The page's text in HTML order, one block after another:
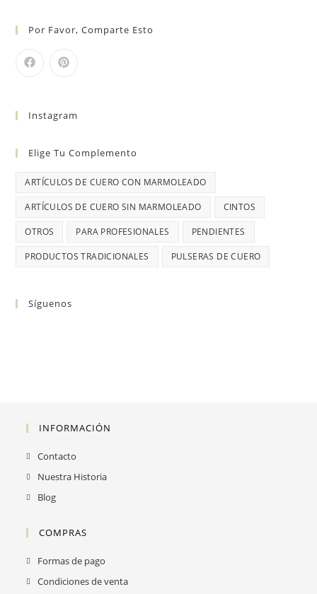
Por Favor, Comparte Esto
Instagram
Elige Tu Complemento
ARTÍCULOS DE CUERO CON MARMOLEADO
ARTÍCULOS DE CUERO SIN MARMOLEADO CINTOS
OTROS PARA PROFESIONALES PENDIENTES
PRODUCTOS TRADICIONALES PULSERAS DE CUERO
Síguenos
INFORMACIÓN
Contacto
Nuestra Historia
Blog
COMPRAS
Formas de pago
Condiciones de venta